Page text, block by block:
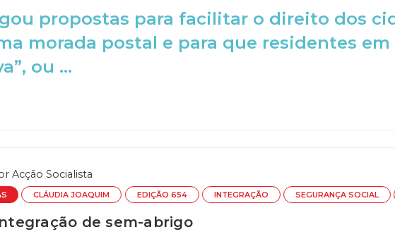
propostas para facilitar o direito dos
morada postal e para que residentes em
ou ...
Acção Socialista
CLÁUDIA JOAQUIM EDIÇÃO 654 INTEGRAÇÃO SEGURANÇA SOCIAL
de sem-abrigo